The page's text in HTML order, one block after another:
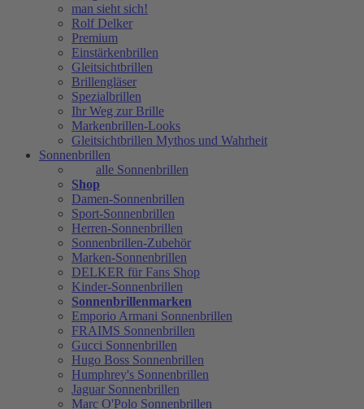
man sieht sich!
Rolf Delker
Premium
Einstärkenbrillen
Gleitsichtbrillen
Brillengläser
Spezialbrillen
Ihr Weg zur Brille
Markenbrillen-Looks
Gleitsichtbrillen Mythos und Wahrheit
Sonnenbrillen
alle Sonnenbrillen
Shop
Damen-Sonnenbrillen
Sport-Sonnenbrillen
Herren-Sonnenbrillen
Sonnenbrillen-Zubehör
Marken-Sonnenbrillen
DELKER für Fans Shop
Kinder-Sonnenbrillen
Sonnenbrillenmarken
Emporio Armani Sonnenbrillen
FRAIMS Sonnenbrillen
Gucci Sonnenbrillen
Hugo Boss Sonnenbrillen
Humphrey's Sonnenbrillen
Jaguar Sonnenbrillen
Marc O'Polo Sonnenbrillen